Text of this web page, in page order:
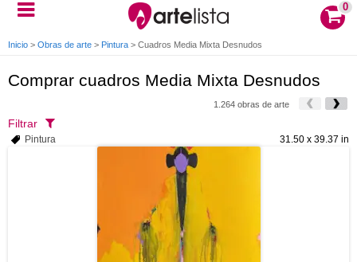
0
Inicio > Obras de arte > Pintura > Cuadros Media Mixta Desnudos
Comprar cuadros Media Mixta Desnudos
1.264 obras de arte
Filtrar
31.50 x 39.37 in
Pintura